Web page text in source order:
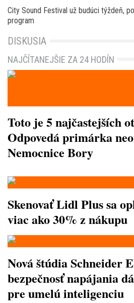
City Sound Festival už budúci týždeň,
program
DISKUSIA
NAJČÍTANEJŠIE ZA 24 HODÍN
Toto je 5 najčastejších
Odpovedá primárka
Nemocnice Bory
Skenovať Lidl Plus sa
viac ako 30% z nákupu
Nová štúdia Schneider
bezpečnosť napájania
pre umelú inteligenciu